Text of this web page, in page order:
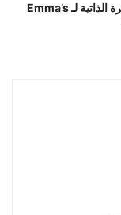
إكمال السيرة الذاتية لـ Emma’s